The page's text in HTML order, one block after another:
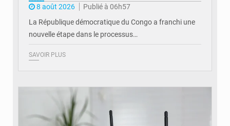
8 août 2026
Publié à 06h57
La République démocratique du Congo a franchi une
nouvelle étape dans le processus…
SAVOIR PLUS